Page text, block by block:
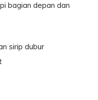
bagian depan dan
sirip dubur